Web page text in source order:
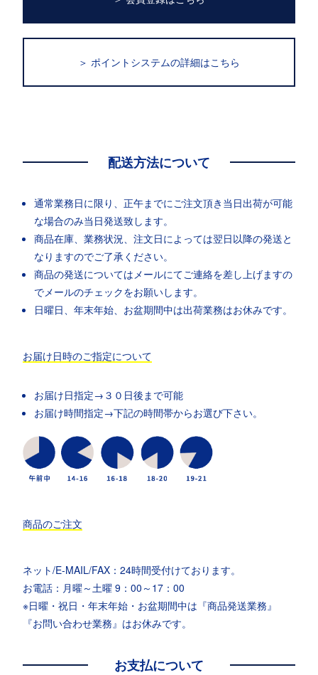
＞ ポイントシステムの詳細はこちら
配送方法について
通常業務日に限り、正午までにご注文頂き当日出荷が可能
な場合のみ当日発送致します。
商品在庫、業務状況、注文日によっては翌日以降の発送と
なりますのでご了承ください。
商品の発送についてはメールにてご連絡を差し上げますの
でメールのチェックをお願いします。
日曜日、年末年始、お盆期間中は出荷業務はお休みです。
お届け日時のご指定について
お届け日指定→３０日後まで可能
お届け時間指定→下記の時間帯からお選び下さい。
商品のご注文
ネット/E-MAIL/FAX：24時間受付けております。
お電話：月曜～土曜 9：00～17：00
※日曜・祝日・年末年始・お盆期間中は『商品発送業務』
『お問い合わせ業務』はお休みです。
お支払について